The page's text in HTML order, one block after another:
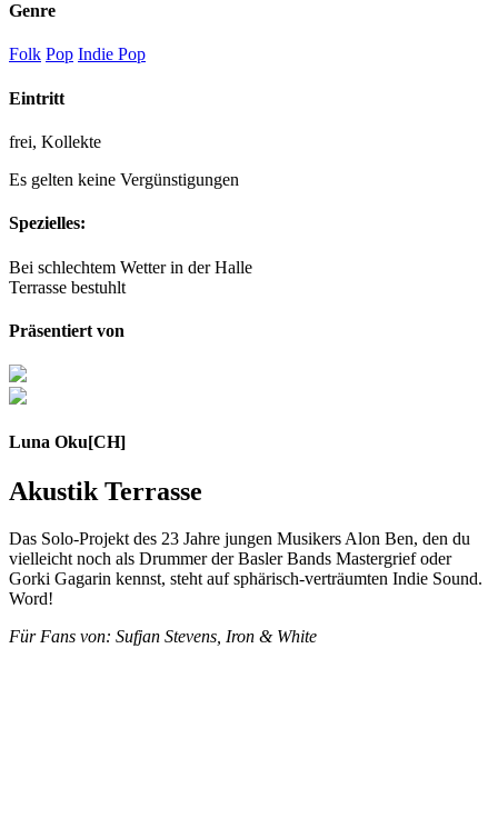
Genre
Folk Pop Indie Pop
Eintritt
frei, Kollekte
Es gelten keine Vergünstigungen
Spezielles:
Bei schlechtem Wetter in der Halle
Terrasse bestuhlt
Präsentiert von
Luna Oku[CH]
Akustik Terrasse
Das Solo-Projekt des 23 Jahre jungen Musikers Alon Ben, den du
vielleicht noch als Drummer der Basler Bands Mastergrief oder
Gorki Gagarin kennst, steht auf sphärisch-verträumten Indie Sound.
Word!
Für Fans von: Sufjan Stevens, Iron & White